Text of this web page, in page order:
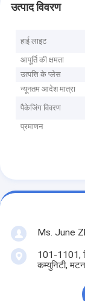
उत्पाद विवरण
हाई लाइट
आपूर्ति की क्षमता
उत्पत्ति के प्लेस
न्यूनतम आदेश मात्रा
पैकेजिंग विवरण
प्रमाणन
Ms. June
101-1101,
कम्युनिटी,